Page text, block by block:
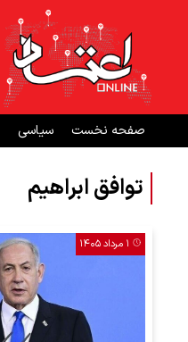
صفحه نخست سیاسی
توافق ابراهیم
۱ مرداد ۱۴۰۵